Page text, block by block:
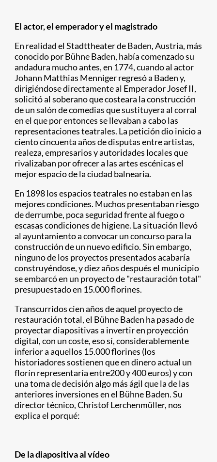
El actor, el emperador y el magistrado
En realidad el Stadttheater de Baden, Austria, más
conocido por Bühne Baden, había comenzado su
andadura mucho antes, en 1774, cuando al actor
Johann Matthias Menniger regresó a Baden y,
dirigiéndose directamente al Emperador Josef II,
solicitó al soberano que costeara la construcción
de un salón de comedias que sustituyera al corral
en el que por entonces se llevaban a cabo las
representaciones teatrales. La petición dio inicio a
ciento cincuenta años de disputas entre artistas,
realeza, empresarios y autoridades locales que
rivalizaban por ofrecer a las artes escénicas el
mejor espacio de la ciudad balnearia.
En 1898 los espacios teatrales no estaban en las
mejores condiciones. Muchos presentaban riesgo
de derrumbe, poca seguridad frente al fuego o
escasas condiciones de higiene. La situación llevó
al ayuntamiento a convocar un concurso para la
construcción de un nuevo edificio. Sin embargo,
ninguno de los proyectos presentados acabaría
construyéndose, y diez años después el municipio
se embarcó en un proyecto de "restauración total"
presupuestado en 15.000 florines.
Transcurridos cien años de aquel proyecto de
restauración total, el Bühne Baden ha pasado de
proyectar diapositivas a invertir en proyección
digital, con un coste, eso sí, considerablemente
inferior a aquellos 15.000 florines (los
historiadores sostienen que en dinero actual un
florín representaría entre200 y 400 euros) y con
una toma de decisión algo más ágil que la de las
anteriores inversiones en el Bühne Baden. Su
director técnico, Christof Lerchenmüller, nos
explica el porqué:
De la diapositiva al vídeo